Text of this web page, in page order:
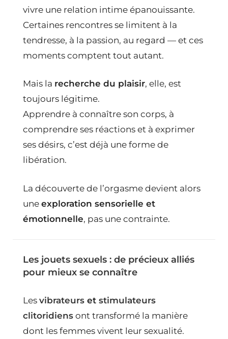
vivre une relation intime épanouissante.
Certaines rencontres se limitent à la
tendresse, à la passion, au regard — et ces
moments comptent tout autant.
Mais la recherche du plaisir, elle, est
toujours légitime.
Apprendre à connaître son corps, à
comprendre ses réactions et à exprimer
ses désirs, c’est déjà une forme de
libération.
La découverte de l’orgasme devient alors
une exploration sensorielle et
émotionnelle, pas une contrainte.
Les jouets sexuels : de précieux alliés
pour mieux se connaître
Les vibrateurs et stimulateurs
clitoridiens ont transformé la manière
dont les femmes vivent leur sexualité.